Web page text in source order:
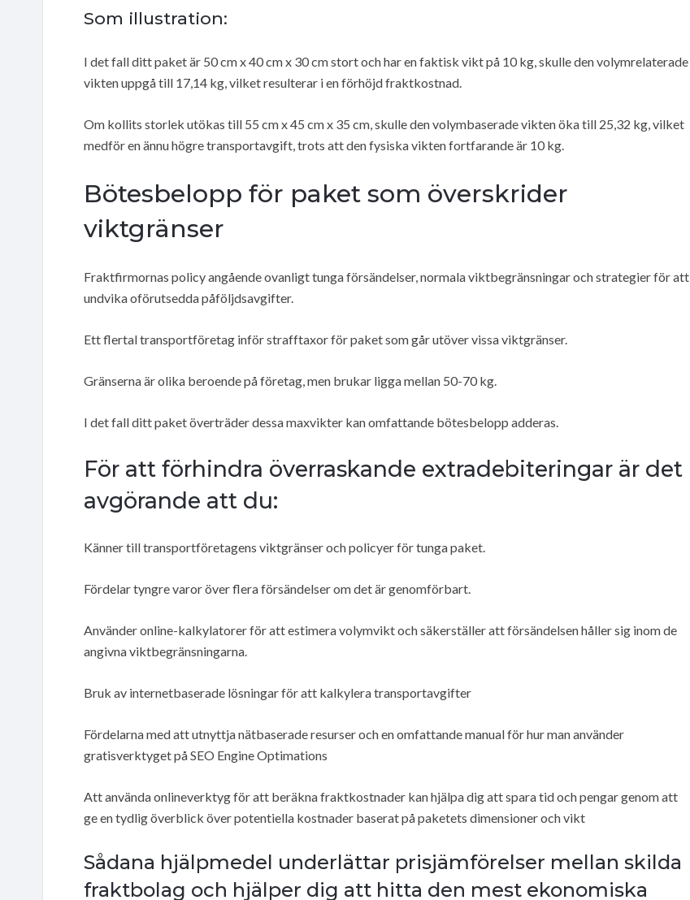
Som illustration:
I det fall ditt paket är 50 cm x 40 cm x 30 cm stort och har en faktisk vikt på 10 kg, skulle den volymrelaterade
vikten uppgå till 17,14 kg, vilket resulterar i en förhöjd fraktkostnad.
Om kollits storlek utökas till 55 cm x 45 cm x 35 cm, skulle den volymbaserade vikten öka till 25,32 kg, vilket
medför en ännu högre transportavgift, trots att den fysiska vikten fortfarande är 10 kg.
Bötesbelopp för paket som överskrider
viktgränser
Fraktfirmornas policy angående ovanligt tunga försändelser, normala viktbegränsningar och strategier för att
undvika oförutsedda påföljdsavgifter.
Ett flertal transportföretag inför strafftaxor för paket som går utöver vissa viktgränser.
Gränserna är olika beroende på företag, men brukar ligga mellan 50-70 kg.
I det fall ditt paket överträder dessa maxvikter kan omfattande bötesbelopp adderas.
För att förhindra överraskande extradebiteringar är det
avgörande att du:
Känner till transportföretagens viktgränser och policyer för tunga paket.
Fördelar tyngre varor över flera försändelser om det är genomförbart.
Använder online-kalkylatorer för att estimera volymvikt och säkerställer att försändelsen håller sig inom de
angivna viktbegränsningarna.
Bruk av internetbaserade lösningar för att kalkylera transportavgifter
Fördelarna med att utnyttja nätbaserade resurser och en omfattande manual för hur man använder
gratisverktyget på SEO Engine Optimations
Att använda onlineverktyg för att beräkna fraktkostnader kan hjälpa dig att spara tid och pengar genom att
ge en tydlig överblick över potentiella kostnader baserat på paketets dimensioner och vikt
Sådana hjälpmedel underlättar prisjämförelser mellan skilda
fraktbolag och hjälper dig att hitta den mest ekonomiska